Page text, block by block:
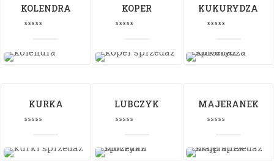
KOLENDRA KOPER KUKURYDZA
KURKA LUBCZYK MAJERANEK